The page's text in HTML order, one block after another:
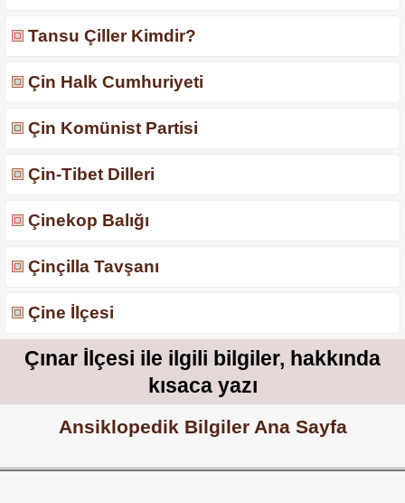
Tansu Çiller Kimdir?
Çin Halk Cumhuriyeti
Çin Komünist Partisi
Çin-Tibet Dilleri
Çinekop Balığı
Çinçilla Tavşanı
Çine İlçesi
Çınar İlçesi ile ilgili bilgiler, hakkında
kısaca yazı
Ansiklopedik Bilgiler Ana Sayfa